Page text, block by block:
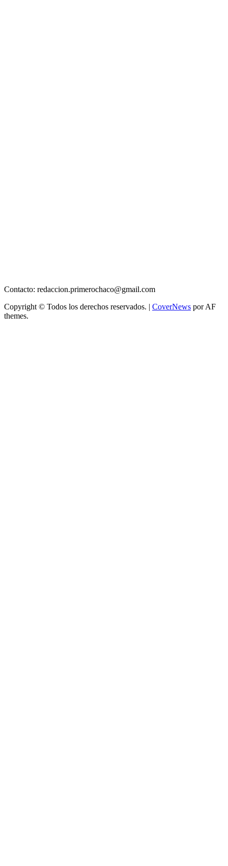
Contacto: redaccion.primerochaco@gmail.com
Copyright © Todos los derechos reservados.
CoverNews por AF
themes.